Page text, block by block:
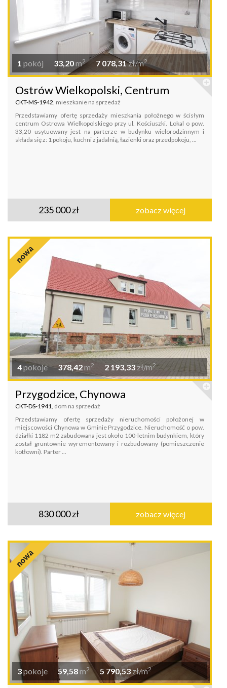
1 pokój 33,20m2 7 078,31zł/m2
Ostrów Wielkopolski, Centrum
CKT-MS-1942 , mieszkanie na sprzedaż
Przedstawiamy ofertę sprzedaży mieszkania położnego w ścisłym
centrum Ostrowa Wielkopolskiego przy ul. Kościuszki. Lokal o pow.
33,20 usytuowany jest na parterze w budynku wielorodzinnym i
składa się z: 1 pokoju, kuchni z jadalnią, łazienki oraz przedpokoju, ...
235 000 zł zobacz więcej
4pokoje 378,42m2 2 193,33 zł/m2
Przygodzice, Chynowa
CKT-DS-1941 , dom na sprzedaż
Przedstawiamy ofertę sprzedaży nieruchomości położonej w
miejscowości Chynowa w Gminie Przygodzice. Nieruchomość o pow.
działki 1182 m2 zabudowana jest około 100-letnim budynkiem, który
został gruntownie wyremontowany i rozbudowany (pomieszczenie
kotłowni). Parter ...
830 000 zł zobacz więcej
3pokoje 59,58m2 5 790,53 zł/m2